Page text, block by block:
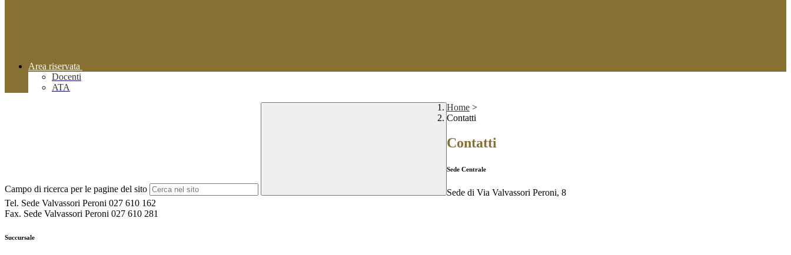
Area riservata
Docenti
ATA
Campo di ricerca per le pagine del sito
Home >
Contatti
Contatti
Sede Centrale
Sede di Via Valvassori Peroni, 8
Tel. Sede Valvassori Peroni 027 610 162
Fax. Sede Valvassori Peroni 027 610 281
Succursale